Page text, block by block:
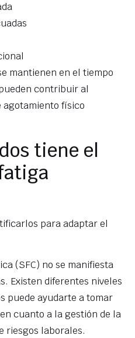
mantienen en el tiempo
contribuir al
agotamiento físico
tiene el
para adaptar el
(SFC) no se manifiesta
Existen diferentes niveles
puede ayudarte a tomar
cuanto a la gestión de la
riesgos laborales.